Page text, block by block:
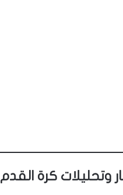
وتحليلات كرة القدم